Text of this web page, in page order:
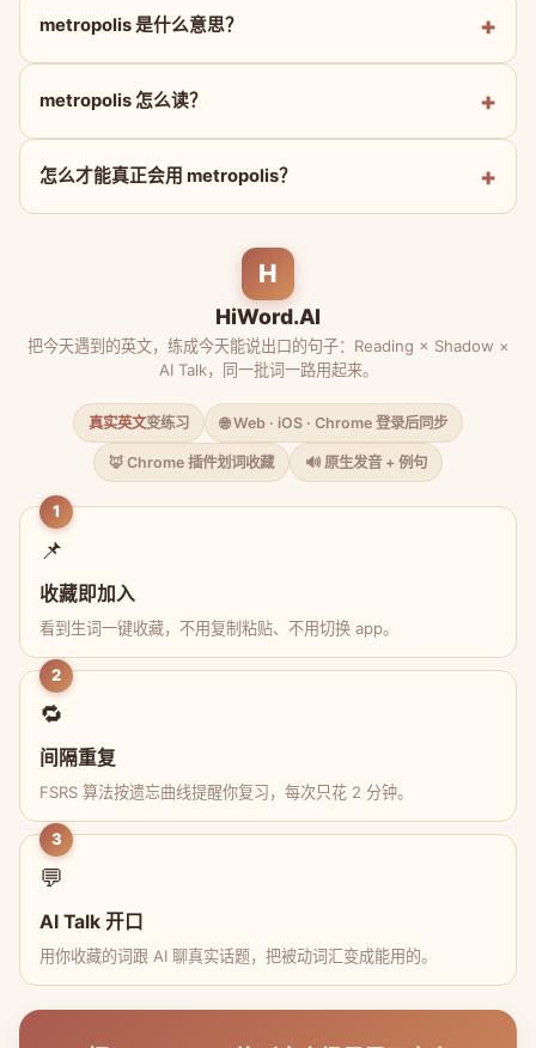
metropolis 是什么意思？
metropolis 怎么读？
怎么才能真正会用 metropolis？
H
HiWord.AI
把今天遇到的英文，练成今天能说出口的句子：Reading × Shadow ×
AI Talk，同一批词一路用起来。
真实英文变练习 🌐 Web · iOS · Chrome 登录后同步
🦊 Chrome 插件划词收藏 🔊 原生发音 + 例句
1
📌
收藏即加入
看到生词一键收藏，不用复制粘贴、不用切换 app。
2
🔁
间隔重复
FSRS 算法按遗忘曲线提醒你复习，每次只花 2 分钟。
3
💬
AI Talk 开口
用你收藏的词跟 AI 聊真实话题，把被动词汇变成能用的。